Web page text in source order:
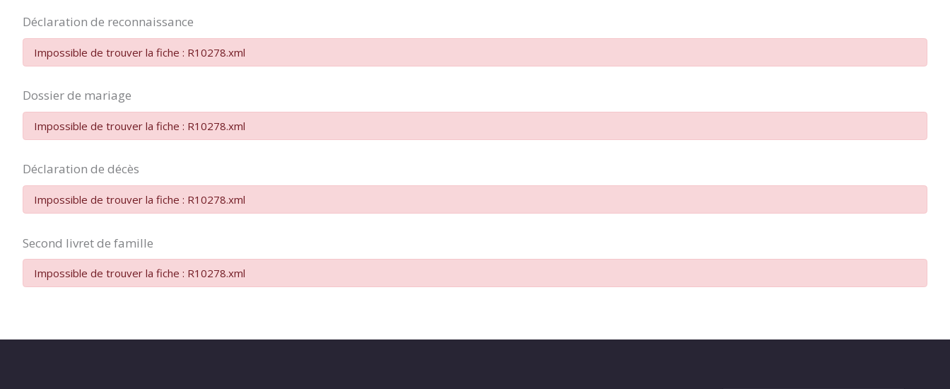
Déclaration de reconnaissance
Impossible de trouver la fiche : R10278.xml
Dossier de mariage
Impossible de trouver la fiche : R10278.xml
Déclaration de décès
Impossible de trouver la fiche : R10278.xml
Second livret de famille
Impossible de trouver la fiche : R10278.xml